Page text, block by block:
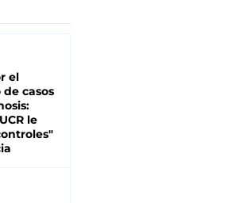
el
casos
le